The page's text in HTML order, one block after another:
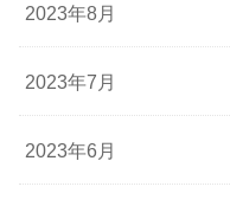
2023年8月
2023年7月
2023年6月